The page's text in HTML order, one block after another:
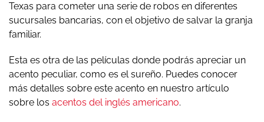
Texas para cometer una serie de robos en diferentes
sucursales bancarias, con el objetivo de salvar la granja
familiar.
Esta es otra de las películas donde podrás apreciar un
acento peculiar, como es el sureño. Puedes conocer
más detalles sobre este acento en nuestro artículo
sobre los acentos del inglés americano.